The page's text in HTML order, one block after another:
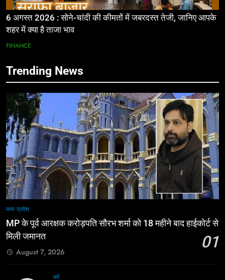
6 अगस्त 2026 : सोने-चांदी की कीमतों में जबरदस्त तेजी, जानिए आपके
शहर में क्या है ताजा भाव
FINANCE
Trending News
मध्य प्रदेश
MP के पूर्व आरक्षक करोड़पति सौरभ शर्मा को 18 महीने बाद हाईकोर्ट से
मिली जमानत
01
August 7, 2026
धर्म